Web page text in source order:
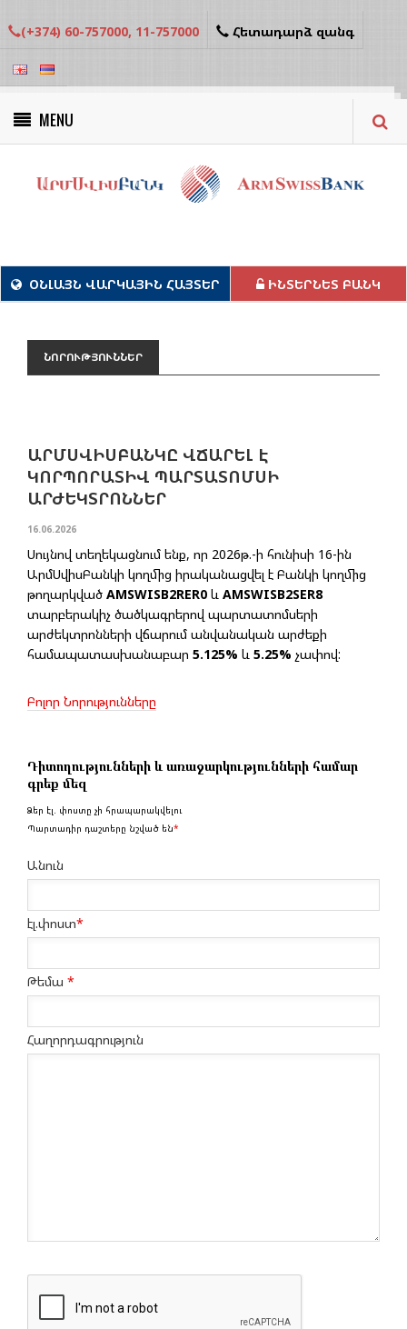
(+374) 60-757000, 11-757000 Հետադարձ զանգ
MENU
ՕՆԼԱՅՆ ՎԱՐԿԱՅԻՆ ՀԱՅՏԵՐ ԻՆՏԵՐՆԵՏ ԲԱՆԿ
ՆՈՐՈՒԹՅՈՒՆՆԵՐ
ԱՐՄՍՎԻՍԲԱՆԿԸ ՎՃԱՐԵԼ Է
ԿՈՐՊՈՐԱՏԻՎ ՊԱՐՏԱՏՈՄՍԻ
ԱՐԺԵԿՏՐՈՆՆԵՐ
16.06.2026
Սույնով տեղեկացնում ենք, որ 2026թ.-ի հունիսի 16-ին
ԱրմՍվիսԲանկի կողմից իրականացվել է Բանկի կողմից
թողարկված AMSWISB2RER0 և AMSWISB2SER8
տարբերակիչ ծածկագրերով պարտատոմսերի
արժեկտրոնների վճարում անվանական արժեքի
համապատասխանաբար 5.125% և 5.25% չափով:
Բոլոր Նորությունները
Դիտողությունների և առաջարկությունների համար
գրեք մեզ
Ձեր էլ. փոստը չի հրապարակվելու
Պարտադիր դաշտերը նշված են*
Անուն
էլ.փոստ*
Թեմա *
Հաղորդագրություն